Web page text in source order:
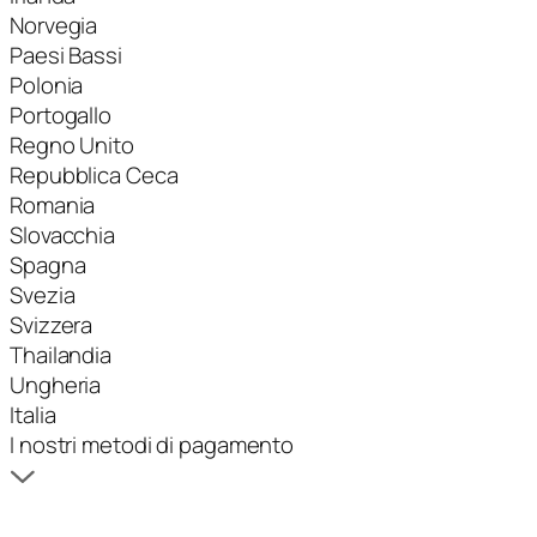
Norvegia
Paesi Bassi
Polonia
Portogallo
Regno Unito
Repubblica Ceca
Romania
Slovacchia
Spagna
Svezia
Svizzera
Thailandia
Ungheria
Italia
I nostri metodi di pagamento